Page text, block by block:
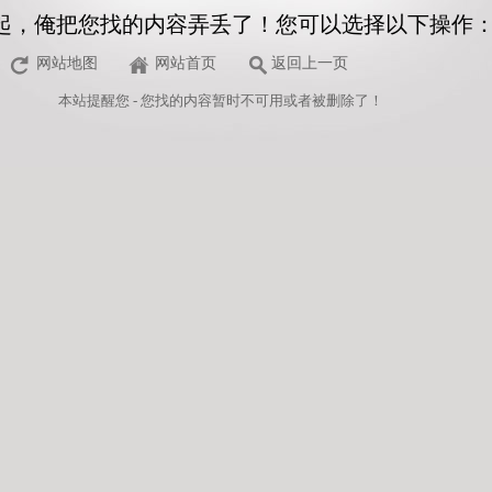
，俺把您找的内容弄丢了！您可以选择以下操作
网站地图 网站首页 返回上一页
本站提醒您 - 您找的内容暂时不可用或者被删除了！